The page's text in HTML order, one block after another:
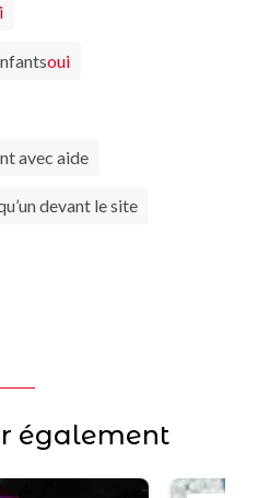
oui
avec aide
devant le site
également